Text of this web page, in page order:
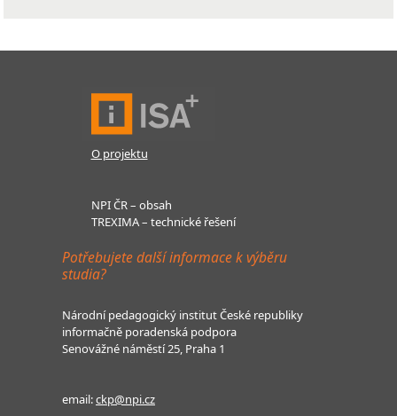
O projektu
NPI ČR – obsah
TREXIMA – technické řešení
Potřebujete další informace k výběru
studia?
Národní pedagogický institut České republiky
informačně poradenská podpora
Senovážné náměstí 25, Praha 1
email:ckp@npi.cz